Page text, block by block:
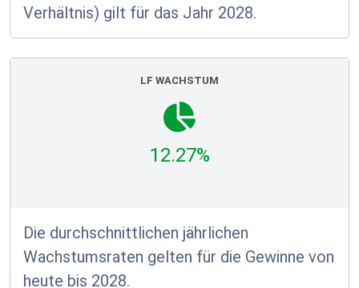
Verhältnis) gilt für das Jahr 2028.
LF WACHSTUM
12.27%
Die durchschnittlichen jährlichen
Wachstumsraten gelten für die Gewinne von
heute bis 2028.